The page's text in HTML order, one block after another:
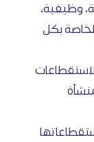
وظيفية،
الخاصة بكل